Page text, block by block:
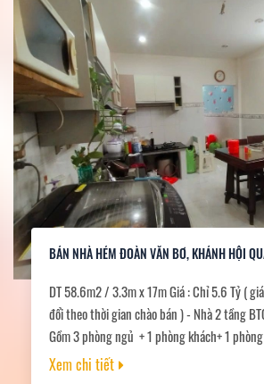
BÁN NHÀ HẺM ĐOÀN VĂN BƠ, KHÁNH HỘI
DT 58.6m2 / 3.3m x 17m Giá : Chỉ 5.6 Tỷ (
đổi theo thời gian chào bán ) - Nhà 2 tầng
Gồm 3 phòng ngủ + 1 phòng khách+ 1
trước Để Xe thoải mái, sân sau thoáng mát. -
Xem chi tiết